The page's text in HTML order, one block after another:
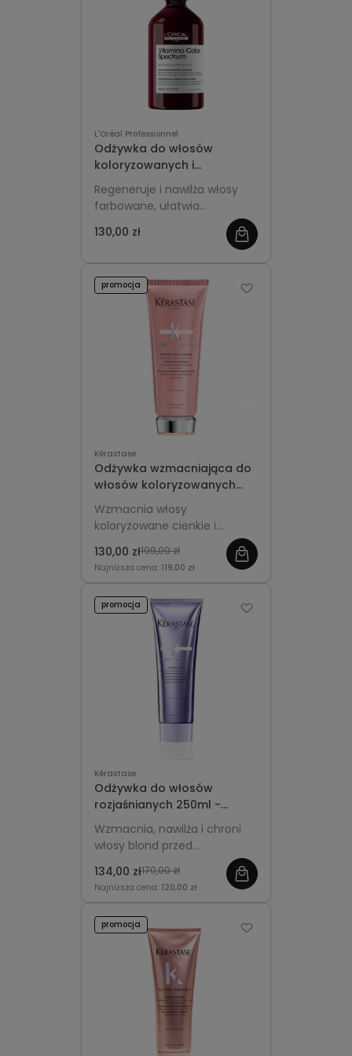
L'Oréal Professionnel
Odżywka do włosów
koloryzowanych i
rozjaśnianych 500ml z
pompką - L'Oréal
Professionnel Vitamino
Color Spectrum
Regeneruje i nawilża włosy
farbowane, ułatwia
rozczesywanie, chroni kolor i
nadaje im zdrowy blask.
130,00 zł
Kérastase
Odżywka wzmacniająca do
włosów koloryzowanych
cienkich i średnich -
Kérastase Chroma Absolu
Fondant Cica 200ml
Wzmacnia włosy
koloryzowane cienkie i
średnie, chroni kolor przed
blaknięciem, wygładza
pasma i przywraca im
130,00 zł199,00 zł
Najniższa cena: 119,00 zł
promocja
Kérastase
Odżywka do włosów
rozjaśnianych 250ml -
Kérastase Blond Absolu
Cicaflash
Wzmacnia, nawilża i chroni
włosy blond przed
134,00 zł170,00 zł
Najniższa cena: 120,00 zł
promocja
promocja